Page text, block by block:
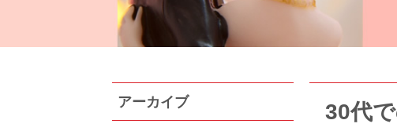
30代
アーカイブ